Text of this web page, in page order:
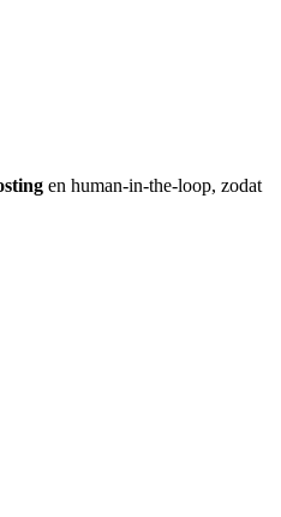
en human-in-the-loop, zodat